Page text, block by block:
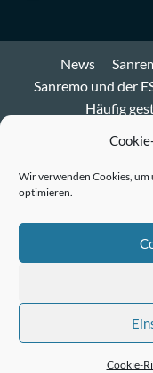
Wir verwenden Cookies, um
optimieren.
Cookie-
News
Sanremo und der
Häufig
Mastodon
Twitter
LinkedIn
© Sanremo-